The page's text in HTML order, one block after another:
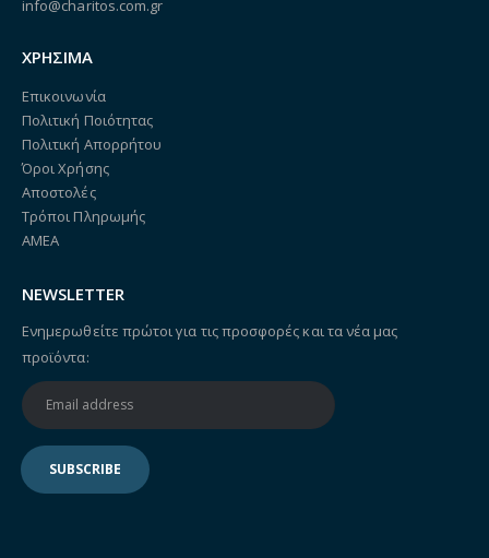
info@charitos.com.gr
ΧΡΗΣΙΜΑ
Επικοινωνία
Πολιτική Ποιότητας
Πολιτική Απορρήτου
Όροι Χρήσης
Αποστολές
Τρόποι Πληρωμής
ΑΜΕΑ
NEWSLETTER
Ενημερωθείτε πρώτοι για τις προσφορές και τα νέα μας
προϊόντα: